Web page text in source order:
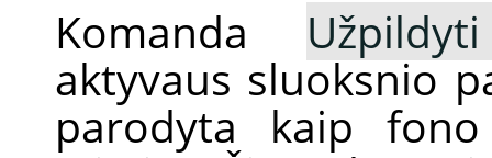
Komanda
aktyvaus sluoksnio
parodyta kaip